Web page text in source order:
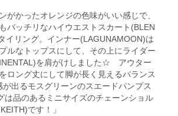
がかったオレンジの色味がいい感じで、
バッチリなハイウエストスカート(BLEN
イリング。インナー(LAGUNAMOON)は
ルなトップスにして、その上にライダー
を肩がけしました☆ アウター
ロング丈にして脚が長く見えるバランス
出るモスグリーンのスエードパンプス
は品のあるミニサイズのチェーンショル
です！」